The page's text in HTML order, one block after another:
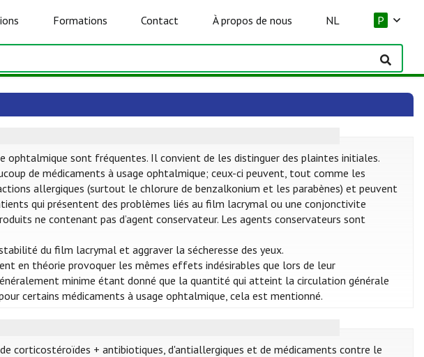
Formations Contact À propos de nous NL P
ophtalmique sont fréquentes. Il convient de les distinguer des plaintes initiales.
de médicaments à usage ophtalmique; ceux-ci peuvent, tout comme les
allergiques (surtout le chlorure de benzalkonium et les parabènes) et peuvent
qui présentent des problèmes liés au film lacrymal ou une conjonctivite
ne contenant pas d’agent conservateur. Les agents conservateurs sont
du film lacrymal et aggraver la sécheresse des yeux.
en théorie provoquer les mêmes effets indésirables que lors de leur
minime étant donné que la quantité qui atteint la circulation générale
certains médicaments à usage ophtalmique, cela est mentionné.
corticostéroïdes + antibiotiques, d'antiallergiques et de médicaments contre le